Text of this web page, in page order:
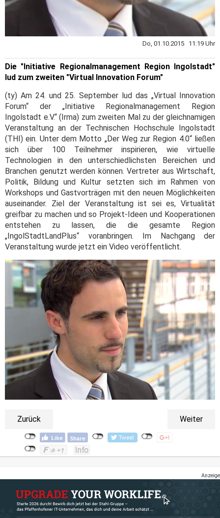
Do, 01.10.2015 11:19 Uhr
Die "Initiative Regionalmanagement Region Ingolstadt"
lud zum zweiten "Virtual Innovation Forum"
(ty) Am 24. und 25. September lud das „Virtual Innovation
Forum“ der „Initiative Regionalmanagement Region
Ingolstadt e.V.“ (Irma) zum zweiten Mal zu der gleichnamigen
Veranstaltung an der Technischen Hochschule Ingolstadt
(THI) ein. Unter dem Motto „Der Weg zur Region 4.0“ ließen
sich über 100 Teilnehmer inspirieren, wie virtuelle
Technologien in den unterschiedlichsten Bereichen und
Branchen genutzt werden können. Vertreter aus Wirtschaft,
Politik, Bildung und Kultur setzten sich im Rahmen von
Workshops und Gastvorträgen mit den neuen Möglichkeiten
auseinander. Ziel der Veranstaltung ist sei es, Virtualität
greifbar zu machen und so Projekt-Ideen und Kooperationen
entstehen zu lassen, die die gesamte Region
„IngolStadtLandPlus“ voranbringen. Im Nachgang der
Veranstaltung wurde jetzt ein Video veröffentlicht.
Zurück Weiter
Anzeige